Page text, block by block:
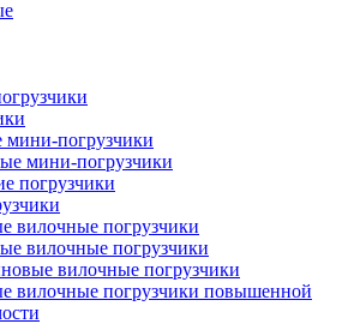
мини-погрузчики
мини-погрузчики
погрузчики
вилочные погрузчики
вилочные погрузчики
вилочные погрузчики
вилочные погрузчики повышенной